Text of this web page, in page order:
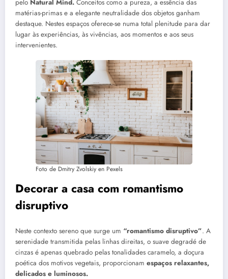
pelo Natural Mind. Conceitos como a pureza, a essência das
matérias-primas e a elegante neutralidade dos objetos ganham
destaque. Nestes espaços oferece-se numa total plenitude para dar
lugar às experiências, às vivências, aos momentos e aos seus
intervenientes.
Foto de Dmitry Zvolskiy en Pexels
Decorar a casa com romantismo
disruptivo
Neste contexto sereno que surge um “romantismo disruptivo”. A
serenidade transmitida pelas linhas direitas, o suave degradé de
cinzas é apenas quebrado pelas tonalidades caramelo, a doçura
poética dos motivos vegetais, proporcionam espaços relaxantes,
delicados e luminosos.